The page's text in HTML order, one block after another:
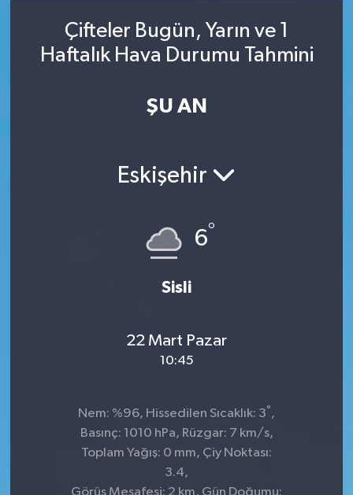
Çifteler Bugün, Yarın ve 1
Haftalık Hava Durumu Tahmini
ŞU AN
Eskişehir
6°
Sisli
22 Mart Pazar
10:45
Nem: %96, Hissedilen Sıcaklık: 3°,
Basınç: 1010 hPa, Rüzgar: 7 km/s,
Toplam Yağış: 0 mm, Çiy Noktası:
3.4,
Son Dakika Haberleri